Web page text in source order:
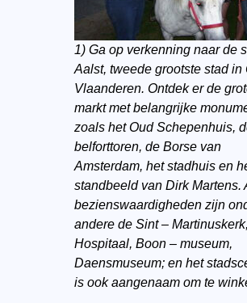
1) Ga op verkenning naar de
Aalst, tweede grootste stad in
Vlaanderen. Ontdek er de
markt met belangrijke
zoals het Oud Schepenhuis,
belforttoren, de Borse van
Amsterdam, het stadhuis en
standbeeld van Dirk Martens.
bezienswaardigheden zijn
andere de Sint –
Hospitaal, Boon – museum,
Daensmuseum; en het
is ook aangenaam om te